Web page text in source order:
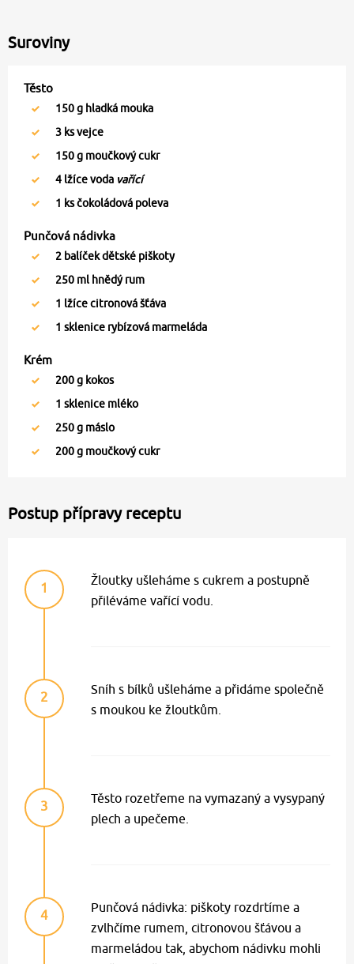
Suroviny
Těsto
150g hladká mouka
3 ks vejce
150g moučkový cukr
4 lžíce voda vařící
1 ks čokoládová poleva
Punčová nádivka
2 balíček dětské piškoty
250 ml hnědý rum
1 lžíce citronová šťáva
1 sklenice rybízová marmeláda
Krém
200g kokos
1 sklenice mléko
250g máslo
200g moučkový cukr
Postup přípravy receptu
1
Žloutky ušleháme s cukrem a postupně
přiléváme vařící vodu.
2
Sníh s bílků ušleháme a přidáme společně
s moukou ke žloutkům.
3
Těsto rozetřeme na vymazaný a vysypaný
plech a upečeme.
4
Punčová nádivka: piškoty rozdrtíme a
zvlhčíme rumem, citronovou šťávou a
marmeládou tak, abychom nádivku mohli